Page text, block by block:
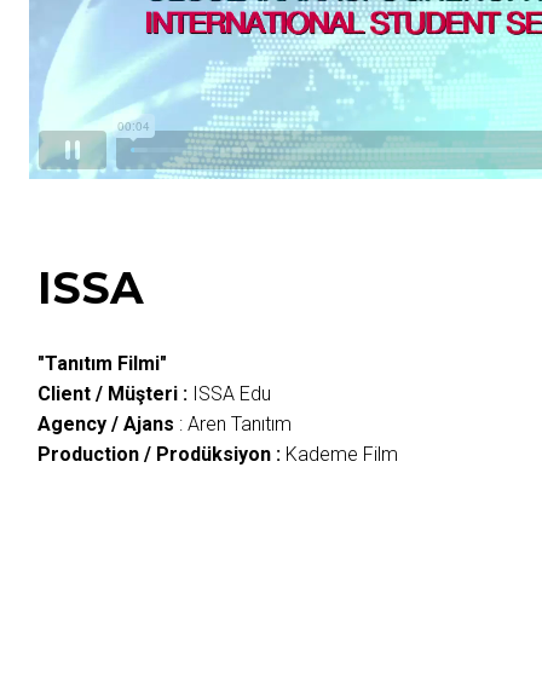
ISSA
"Tanıtım Filmi"
Client / Müşteri : ISSA Edu
Agency / Ajans : Aren Tanıtım
Production / Prodüksiyon : Kademe Film